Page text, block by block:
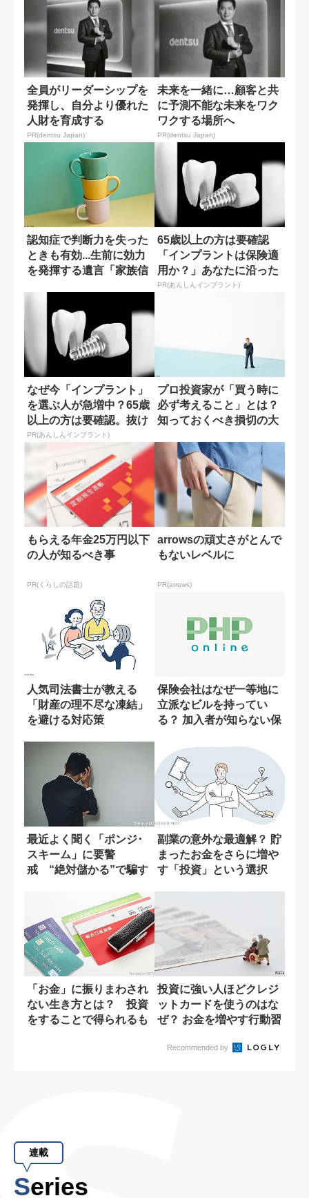
全員がリーダーシップを
発揮し、自分より優れた
人財を育成する
PR(dentsu Japan)
未来を一緒に…顧客と共
に予測不能な未来をワク
ワクする場所へ
PR(dentsu Japan)
認知症で判断力を失った
ときも有効...生前に効力
を発揮する遺言「家族信
65歳以上の方は要確認
「インプラントは保険適
用か？」あなたに沿った
治療法や費用を...
PR(あんしんインプラント)
なぜ今「インプラント」
を選ぶ人が急増中？65歳
以上の方は要確認。抜け
た歯の放置は...
PR(あんしんインプラント)
プロ投資家が「買う時に
必ず考えること」とは？
知っておくべき損切の大
もらえる年金25万円以下
の人が知るべき事
PR(くらしの話題)
arrowsの頑丈さがとんで
もないレベルに
PR(arrows)
人気司法書士が教える
「財産の理不尽な凍結」
を避ける対応策
保険会社はなぜ一等地に
立派なビルを持ってい
る？ 加入者が知らない保
最近よく聞く「ポンジ･
スキーム」に要警
戒 “絶対儲かる”で騙す
副業の意外な最適解？ 貯
まったお金をさらに増や
す「投資」という選択
「お金」に振りまわされ
ない生き方とは？ 投資
をすることで得られるも
投資に強い人ほどクレジ
ットカードを使うのはな
ぜ？ お金を増やす行動習
Recommended by
連載
Series